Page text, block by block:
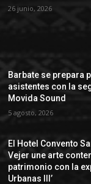
26 junio, 2026
Barbate se prepara
asistentes con la
Movida Sound
5 agosto, 2026
El Hotel Convento
Vejer une arte
patrimonio con la
Urbanas III’